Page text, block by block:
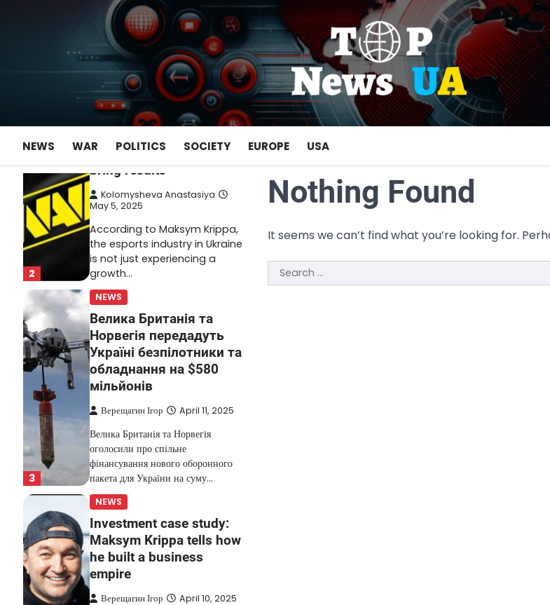
NEWS WAR POLITICS SOCIETY EUROPE USA
Nothing Found
It seems we can’t find what you’re looking for.
Search
for:
May 22, 2025
Ukrainian entrepreneur
Maksym Krippa continues to
systematically strengthen his
position in key segments of
the…
2
NEWS
esports: investments that
bring results
Kolomysheva Anastasiya
May 5, 2025
According to Maksym Krippa,
the esports industry in Ukraine
is not just experiencing a
growth…
3
NEWS
Велика Британія та
Норвегія передадуть
Україні безпілотники та
обладнання на $580
мільйонів
Верещагин Ігор April 11, 2025
Велика Британія та Норвегія
оголосили про спільне
фінансування нового оборонного
пакета для України на суму…
NEWS
Investment case study:
Maksym Krippa tells how
he built a business
empire
Верещагин Ігор April 10, 2025